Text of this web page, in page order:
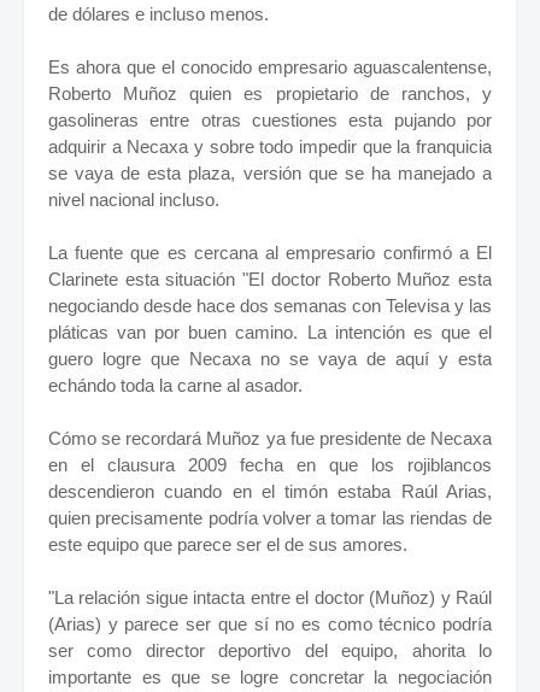
de dólares e incluso menos.
Es ahora que el conocido empresario aguascalentense,
Roberto Muñoz quien es propietario de ranchos, y
gasolineras entre otras cuestiones esta pujando por
adquirir a Necaxa y sobre todo impedir que la franquicia
se vaya de esta plaza, versión que se ha manejado a
nivel nacional incluso.
La fuente que es cercana al empresario confirmó a El
Clarinete esta situación "El doctor Roberto Muñoz esta
negociando desde hace dos semanas con Televisa y las
pláticas van por buen camino. La intención es que el
guero logre que Necaxa no se vaya de aquí y esta
echándo toda la carne al asador.
Cómo se recordará Muñoz ya fue presidente de Necaxa
en el clausura 2009 fecha en que los rojiblancos
descendieron cuando en el timón estaba Raúl Arias,
quien precisamente podría volver a tomar las riendas de
este equipo que parece ser el de sus amores.
"La relación sigue intacta entre el doctor (Muñoz) y Raúl
(Arias) y parece ser que sí no es como técnico podría
ser como director deportivo del equipo, ahorita lo
importante es que se logre concretar la negociación